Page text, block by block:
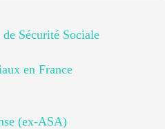
Sécurité Sociale
en France
(ex-ASA)